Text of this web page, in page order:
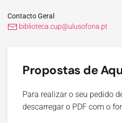
Contacto Geral
biblioteca.cup@ulusofona.pt
Propostas de
Para realizar o seu pedido
descarregar o PDF com o